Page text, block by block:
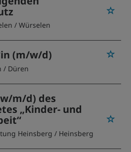
/ Würselen
(m/w/d)
/ Düren
m/d) des
„Kinder- und
Heinsberg / Heinsberg